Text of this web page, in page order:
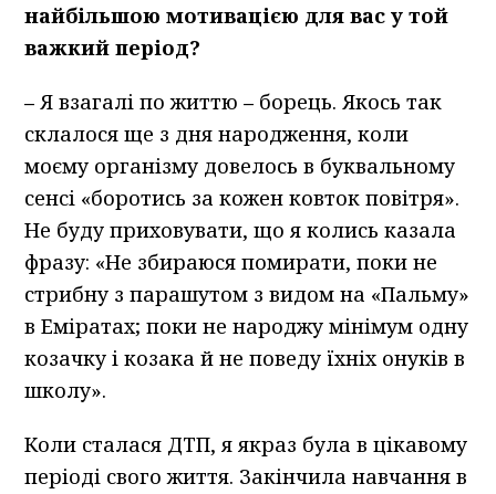
найбільшою мотивацією для вас у той
важкий період?
– Я взагалі по життю– борець. Якось так
склалося ще з дня народження, коли
моєму організму довелось в буквальному
сенсі «боротись за кожен ковток повітря».
Не буду приховувати, що я колись казала
фразу: «Не збираюся помирати, поки не
стрибну з парашутом з видом на «Пальму»
в Еміратах; поки не народжу мінімум одну
козачку і козака й не поведу їхніх онуків в
школу».
Коли сталася ДТП, я якраз була в цікавому
періоді свого життя. Закінчила навчання в